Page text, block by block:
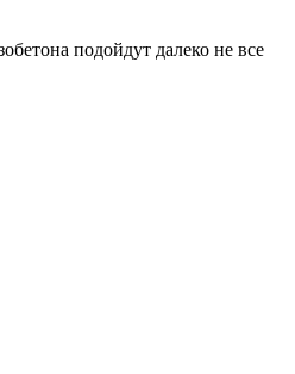
подойдут далеко не все